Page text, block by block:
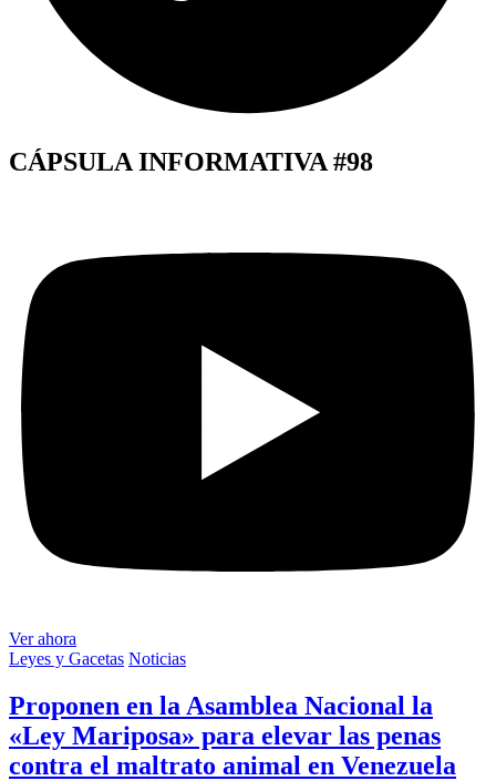
CÁPSULA INFORMATIVA #98
Ver ahora
Leyes y Gacetas Noticias
Proponen en la Asamblea Nacional la
«Ley Mariposa» para elevar las penas
contra el maltrato animal en Venezuela